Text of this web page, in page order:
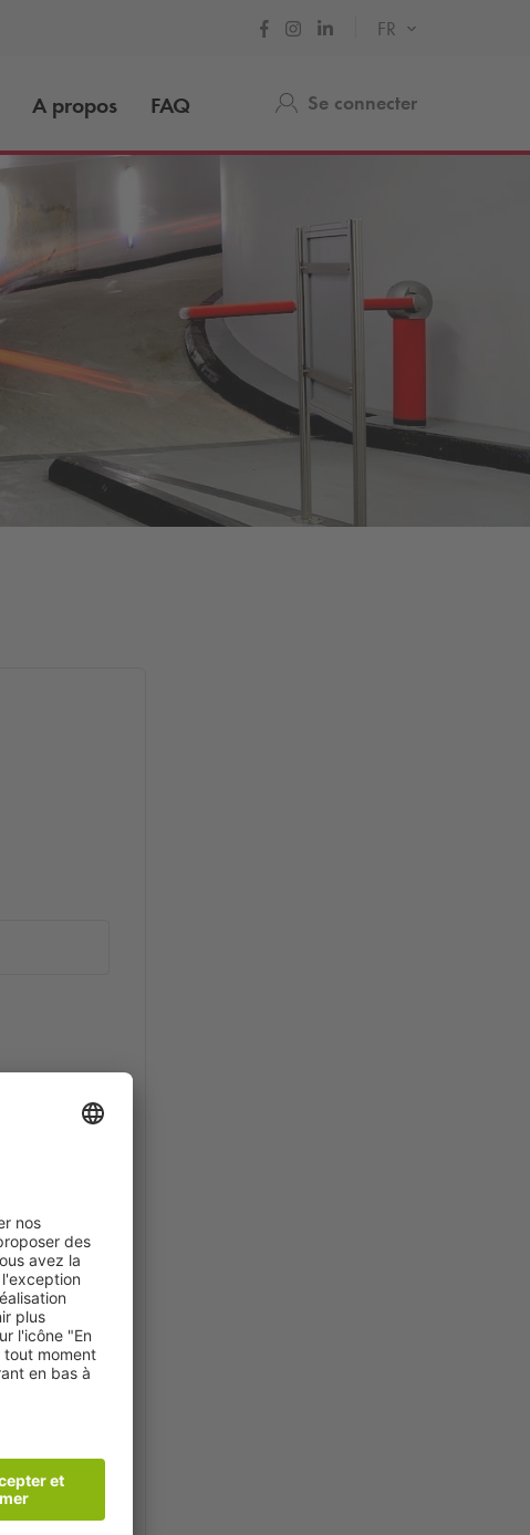
FR
A propos FAQ Se connecter